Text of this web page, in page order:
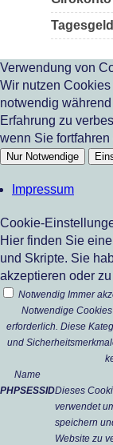
Tagesgeld
Verwendung von
Wir nutzen
notwendig
Erfahrung zu
wenn Sie
Nur Notwendige
Impressum
Cookie-
Hier finden Sie
und Skripte. Sie
akzeptieren oder
Notwendig Immer
Notwendige
erforderlich. Diese
und
Name
PHPSESSIDDieses
verwendet
speichern
Website zu